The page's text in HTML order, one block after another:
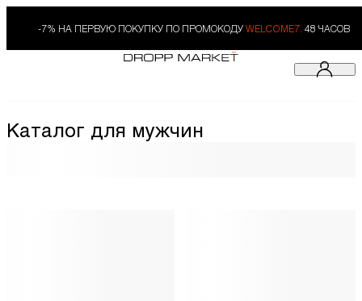
-7% НА ПЕРВУЮ ПОКУПКУ ПО ПРОМОКОДУ WELCOME7. 48 ЧАСОВ
Каталог для мужчин